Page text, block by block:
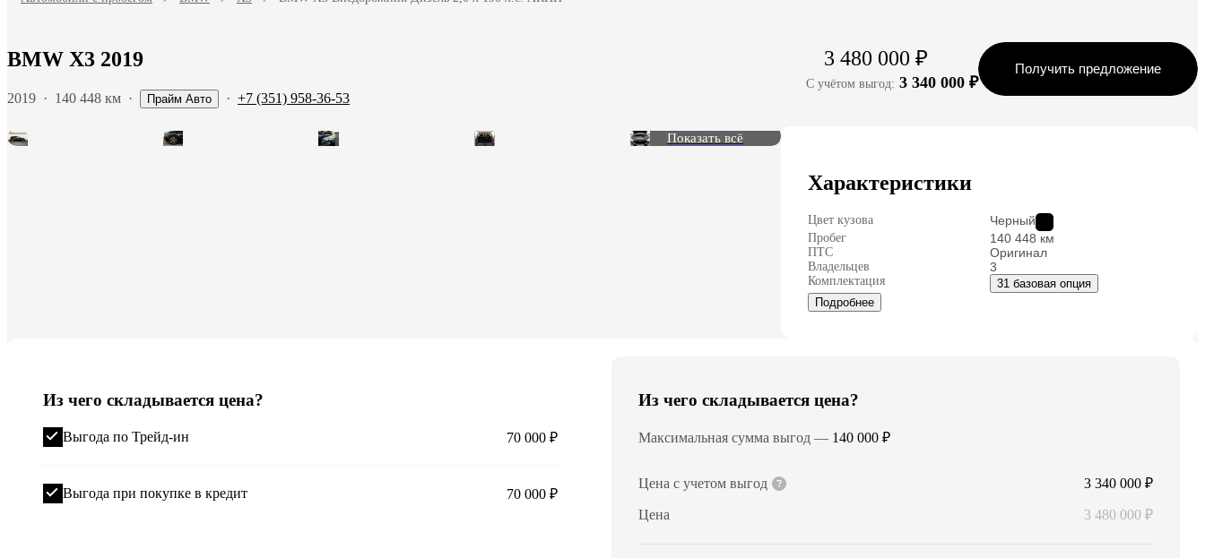
BMW X3 2019
2019 · 140 448 км · Прайм Авто · +7 (351) 958-36-53
3 480 000 ₽
С учётом выгод: 3 340 000 ₽
Получить предложение
Показать всё
Характеристики
Цвет кузова Черный
Пробег 140 448 км
ПТС Оригинал
Владельцев 3
Комплектация
31 базовая опция
Подробнее
Из чего складывается цена?
70 000 ₽
Выгода по Трейд-ин
70 000 ₽
Выгода при покупке в кредит
Из чего складывается цена?
Максимальная сумма выгод — 140 000 ₽
Цена с учетом выгод 3 340 000 ₽
Цена 3 480 000 ₽